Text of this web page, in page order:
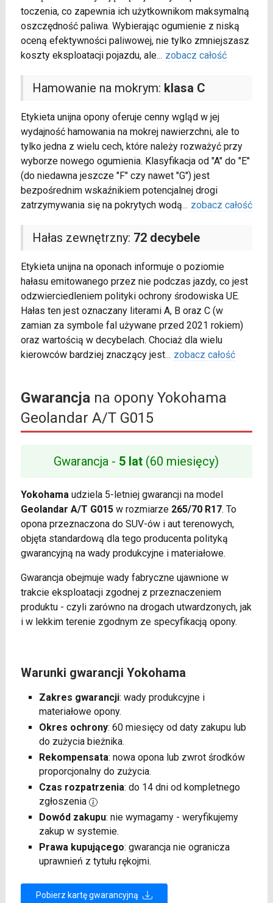
toczenia, co zapewnia ich użytkownikom maksymalną
oszczędność paliwa. Wybierając ogumienie z niską
oceną efektywności paliwowej, nie tylko zmniejszasz
koszty eksploatacji pojazdu, ale... zobacz całość
Hamowanie na mokrym: klasa C
Etykieta unijna opony oferuje cenny wgląd w jej
wydajność hamowania na mokrej nawierzchni, ale to
tylko jedna z wielu cech, które należy rozważyć przy
wyborze nowego ogumienia. Klasyfikacja od "A" do "E"
(do niedawna jeszcze "F" czy nawet "G") jest
bezpośrednim wskaźnikiem potencjalnej drogi
zatrzymywania się na pokrytych wodą... zobacz całość
Hałas zewnętrzny: 72 decybele
Etykieta unijna na oponach informuje o poziomie
hałasu emitowanego przez nie podczas jazdy, co jest
odzwierciedleniem polityki ochrony środowiska UE.
Hałas ten jest oznaczany literami A, B oraz C (w
zamian za symbole fal używane przed 2021 rokiem)
oraz wartością w decybelach. Chociaż dla wielu
kierowców bardziej znaczący jest... zobacz całość
Gwarancjana opony Yokohama
Geolandar A/T G015
Gwarancja - 5 lat (60 miesięcy)
Yokohamaudziela 5-letniej gwarancji na model
Geolandar A/T G015w rozmiarze 265/70 R17. To
opona przeznaczona do SUV-ów i aut terenowych,
objęta standardową dla tego producenta polityką
gwarancyjną na wady produkcyjne i materiałowe.
Gwarancja obejmuje wady fabryczne ujawnione w
trakcie eksploatacji zgodnej z przeznaczeniem
produktu - czyli zarówno na drogach utwardzonych, jak
i w lekkim terenie zgodnym ze specyfikacją opony.
Warunki gwarancji Yokohama
Zakres gwarancji: wady produkcyjne i
materiałowe opony.
Okres ochrony: 60 miesięcy od daty zakupu lub
do zużycia bieżnika.
Rekompensata: nowa opona lub zwrot środków
proporcjonalny do zużycia.
Czas rozpatrzenia: do 14 dni od kompletnego
zgłoszenia
Dowód zakupu: nie wymagamy - weryfikujemy
zakup w systemie.
Prawa kupującego: gwarancja nie ogranicza
uprawnień z tytułu rękojmi.
Pobierz kartę gwarancyjną